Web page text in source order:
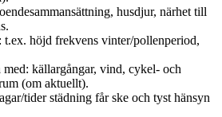
husdjur, närhet till
t.ex. höjd frekvens vinter/pollenperiod,
källargångar, vind, cykel- och
(om aktuellt).
tider städning får ske och tyst hänsyn